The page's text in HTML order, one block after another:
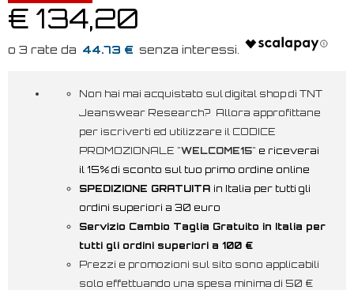
€ 134,20
44.73 €
Non hai mai acquistato sul digital shop di TNT
Jeanswear Research? Allora approfittane
per iscriverti ed utilizzare il CODICE
PROMOZIONALE "WELCOME15" e riceverai
il 15% di sconto sul tuo primo ordine online
SPEDIZIONE GRATUITA in Italia per tutti gli
ordini superiori a 30 euro
Servizio Cambio Taglia Gratuito in Italia per
tutti gli ordini superiori a 100 €
Prezzi e promozioni sul sito sono applicabili
solo effettuando una spesa minima di 50 €